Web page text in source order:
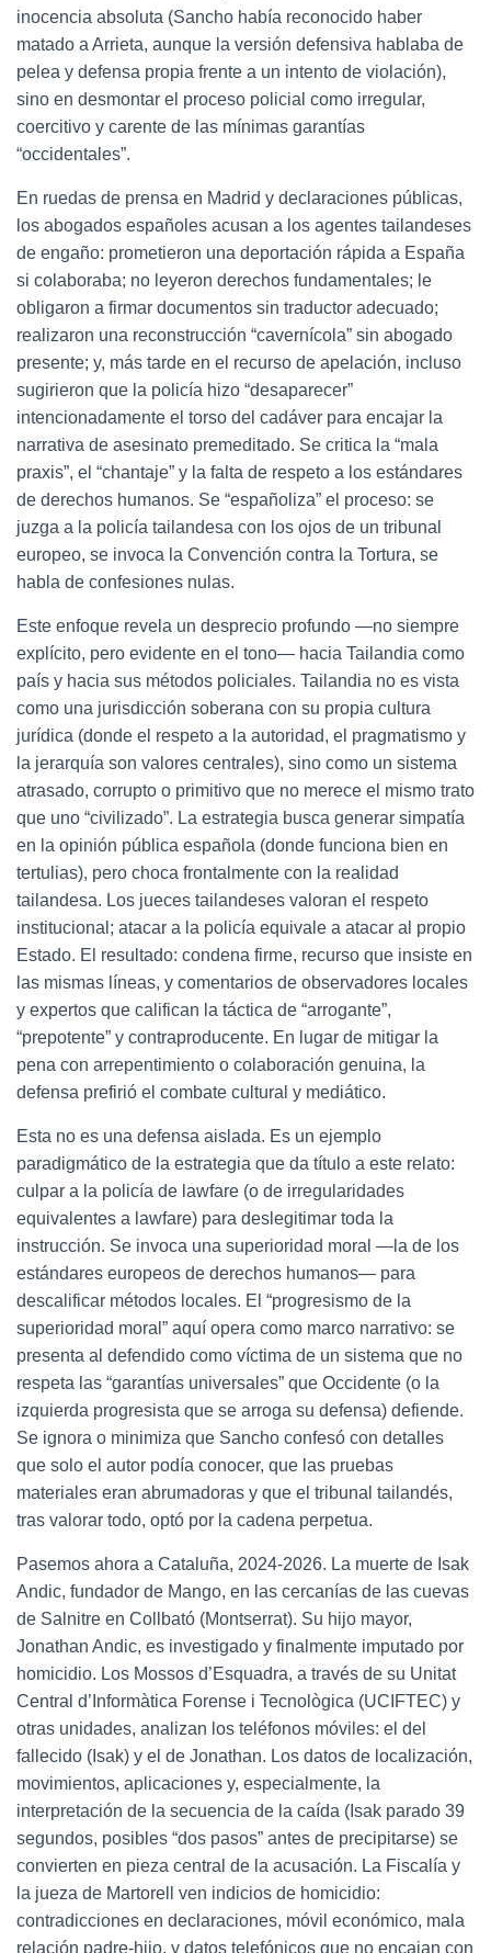
inocencia absoluta (Sancho había reconocido haber
matado a Arrieta, aunque la versión defensiva hablaba de
pelea y defensa propia frente a un intento de violación),
sino en desmontar el proceso policial como irregular,
coercitivo y carente de las mínimas garantías
“occidentales”.
En ruedas de prensa en Madrid y declaraciones públicas,
los abogados españoles acusan a los agentes tailandeses
de engaño: prometieron una deportación rápida a España
si colaboraba; no leyeron derechos fundamentales; le
obligaron a firmar documentos sin traductor adecuado;
realizaron una reconstrucción “cavernícola” sin abogado
presente; y, más tarde en el recurso de apelación, incluso
sugirieron que la policía hizo “desaparecer”
intencionadamente el torso del cadáver para encajar la
narrativa de asesinato premeditado. Se critica la “mala
praxis”, el “chantaje” y la falta de respeto a los estándares
de derechos humanos. Se “españoliza” el proceso: se
juzga a la policía tailandesa con los ojos de un tribunal
europeo, se invoca la Convención contra la Tortura, se
habla de confesiones nulas.
Este enfoque revela un desprecio profundo —no siempre
explícito, pero evidente en el tono— hacia Tailandia como
país y hacia sus métodos policiales. Tailandia no es vista
como una jurisdicción soberana con su propia cultura
jurídica (donde el respeto a la autoridad, el pragmatismo y
la jerarquía son valores centrales), sino como un sistema
atrasado, corrupto o primitivo que no merece el mismo trato
que uno “civilizado”. La estrategia busca generar simpatía
en la opinión pública española (donde funciona bien en
tertulias), pero choca frontalmente con la realidad
tailandesa. Los jueces tailandeses valoran el respeto
institucional; atacar a la policía equivale a atacar al propio
Estado. El resultado: condena firme, recurso que insiste en
las mismas líneas, y comentarios de observadores locales
y expertos que califican la táctica de “arrogante”,
“prepotente” y contraproducente. En lugar de mitigar la
pena con arrepentimiento o colaboración genuina, la
defensa prefirió el combate cultural y mediático.
Esta no es una defensa aislada. Es un ejemplo
paradigmático de la estrategia que da título a este relato:
culpar a la policía de lawfare (o de irregularidades
equivalentes a lawfare) para deslegitimar toda la
instrucción. Se invoca una superioridad moral —la de los
estándares europeos de derechos humanos— para
descalificar métodos locales. El “progresismo de la
superioridad moral” aquí opera como marco narrativo: se
presenta al defendido como víctima de un sistema que no
respeta las “garantías universales” que Occidente (o la
izquierda progresista que se arroga su defensa) defiende.
Se ignora o minimiza que Sancho confesó con detalles
que solo el autor podía conocer, que las pruebas
materiales eran abrumadoras y que el tribunal tailandés,
tras valorar todo, optó por la cadena perpetua.
Pasemos ahora a Cataluña, 2024-2026. La muerte de Isak
Andic, fundador de Mango, en las cercanías de las cuevas
de Salnitre en Collbató (Montserrat). Su hijo mayor,
Jonathan Andic, es investigado y finalmente imputado por
homicidio. Los Mossos d’Esquadra, a través de su Unitat
Central d’Informàtica Forense i Tecnològica (UCIFTEC) y
otras unidades, analizan los teléfonos móviles: el del
fallecido (Isak) y el de Jonathan. Los datos de localización,
movimientos, aplicaciones y, especialmente, la
interpretación de la secuencia de la caída (Isak parado 39
segundos, posibles “dos pasos” antes de precipitarse) se
convierten en pieza central de la acusación. La Fiscalía y
la jueza de Martorell ven indicios de homicidio:
contradicciones en declaraciones, móvil económico, mala
relación padre-hijo, y datos telefónicos que no encajan con